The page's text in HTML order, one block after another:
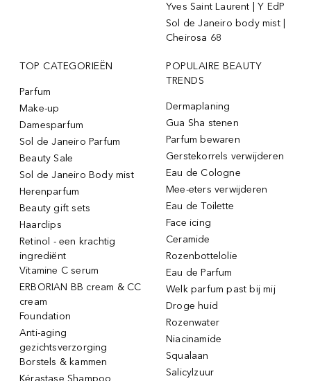
Yves Saint Laurent | Y EdP
Sol de Janeiro body mist |
Cheirosa 68
TOP CATEGORIEËN
Parfum
Make-up
Damesparfum
Sol de Janeiro Parfum
Beauty Sale
Sol de Janeiro Body mist
Herenparfum
Beauty gift sets
Haarclips
Retinol - een krachtig
ingrediënt
Vitamine C serum
ERBORIAN BB cream & CC
cream
Foundation
Anti-aging
gezichtsverzorging
Borstels & kammen
Kérastase Shampoo
POPULAIRE BEAUTY
TRENDS
Dermaplaning
Gua Sha stenen
Parfum bewaren
Gerstekorrels verwijderen
Eau de Cologne
Mee-eters verwijderen
Eau de Toilette
Face icing
Ceramide
Rozenbottelolie
Eau de Parfum
Welk parfum past bij mij
Droge huid
Rozenwater
Niacinamide
Squalaan
Salicylzuur